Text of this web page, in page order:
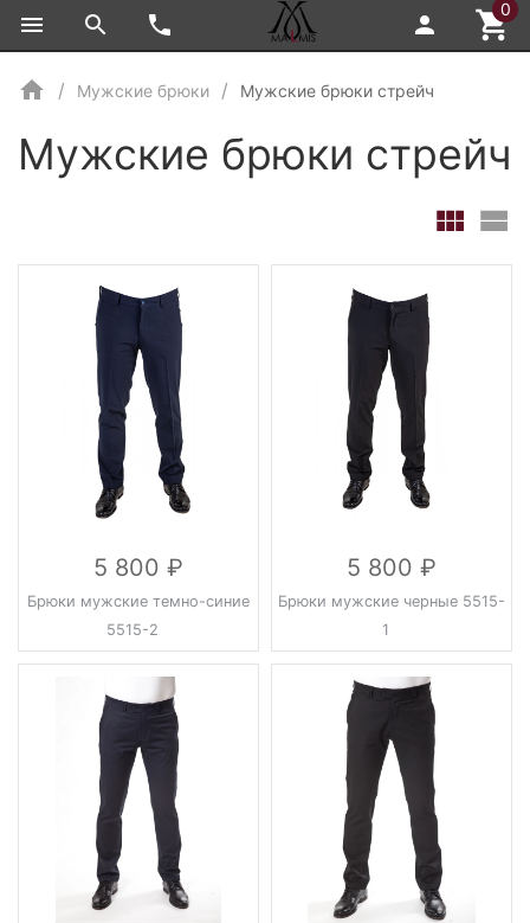
0
Мужские брюки Мужские брюки стрейч
Мужские брюки стрейч
5 800
Брюки мужские темно-синие
5515-2
5 800
Брюки мужские черные 5515-
1